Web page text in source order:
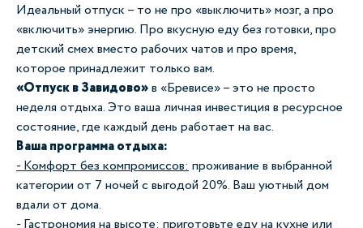
Идеальный отпуск – то не про «выключить» мозг, а про
«включить» энергию. Про вкусную еду без готовки, про
детский смех вместо рабочих чатов и про время,
которое принадлежит только вам.
«Отпуск в Завидово»в «Бревисе»–это не просто
неделя отдыха. Это ваша личная инвестиция в ресурсное
состояние, где каждый день работает на вас.
Ваша программа отдыха:
- Комфорт без компромиссов:проживание в выбранной
категории от 7 ночей с выгодой 20%. Ваш уютный дом
вдали от дома.